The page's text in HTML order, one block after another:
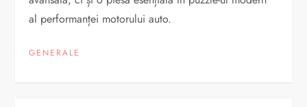
al performanței motorului auto.
GENERALE